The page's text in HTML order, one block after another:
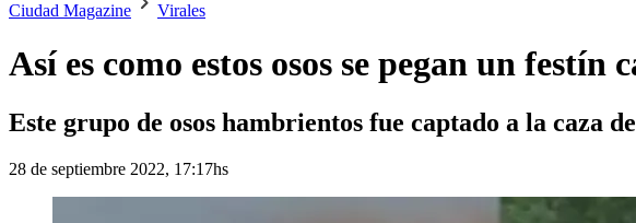
Ciudad Magazine Virales
Así es como estos osos se pegan un festín
Este grupo de osos hambrientos fue captado a la caza
28 de septiembre 2022, 17:17hs